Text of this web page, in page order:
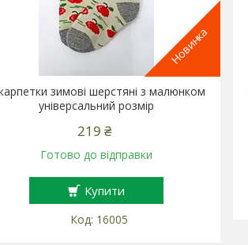
Новинка
зимові шерстяні з малюнком
універсальний розмір
219 ₴
Готово до відправки
Купити
16005